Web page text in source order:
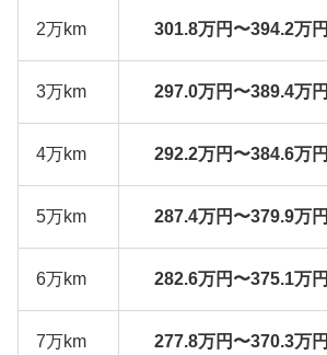
2万km 301.8万円〜394.2万円
3万km 297.0万円〜389.4万円
4万km 292.2万円〜384.6万円
5万km 287.4万円〜379.9万円
6万km 282.6万円〜375.1万円
7万km 277.8万円〜370.3万円